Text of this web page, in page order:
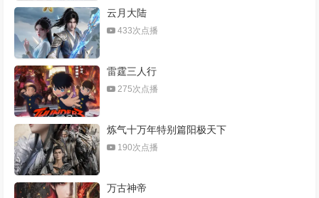
云月大陆
433次点播
雷霆三人行
275次点播
炼气十万年特别篇阳极天下
190次点播
万古神帝